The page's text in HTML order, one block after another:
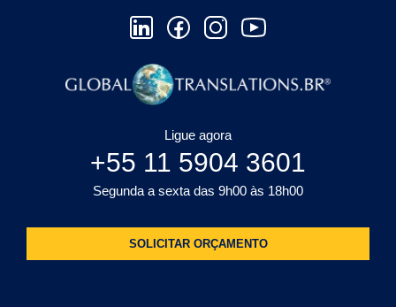
Ligue agora
+55 11 5904 3601
Segunda a sexta das 9h00 às 18h00
SOLICITAR ORÇAMENTO